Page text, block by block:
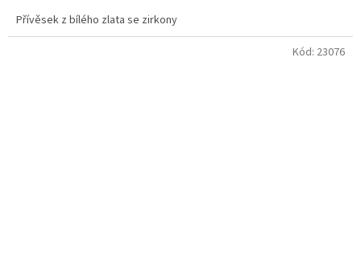
Přívěsek z bílého zlata se zirkony
Kód: 23076